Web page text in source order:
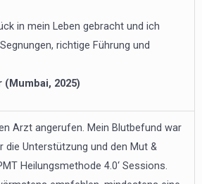
in mein Leben gebracht und ich
richtige Führung und
2025)
Arzt angerufen. Mein Blutbefund war
die Unterstützung und den Mut &
Heilungsmethode 4.0‘ Sessions.